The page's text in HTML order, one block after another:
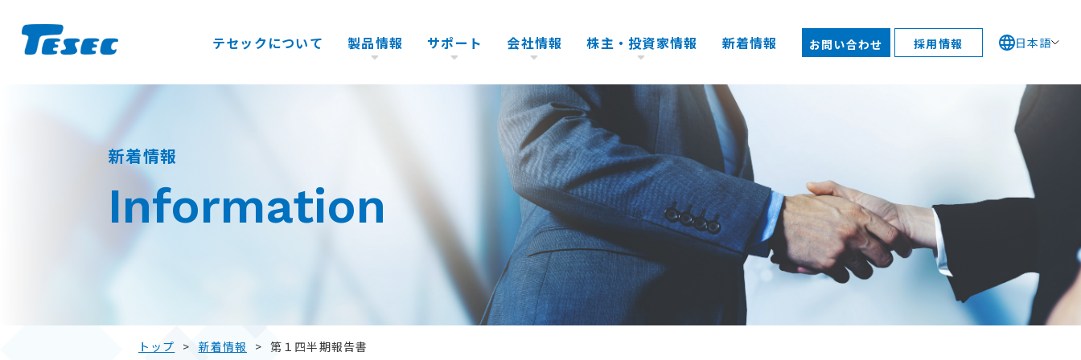
テセックについて 製品情報 サポート 会社情報 株主・投資家情報 新着情報 お問い合わせ 採用情報 日本語
テストシステム
アフターサービス
生産サポート
スペアパーツ
製品の保証・保守・EOS
環境・エコ活動
会社概要
販売体制
会社沿革
行動計画
環境・品質方針
イベント予定
IRカレンダー
株主総会関連資料
株価情報
株式情報
IRライブラリー
よくあるご質問
新着情報
Information
トップ > 新着情報 > 第１四半期報告書